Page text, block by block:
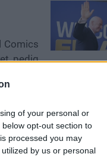
of your personal or
opt-out section to
processed you may
by us or personal
Comics
pedig
Phillip